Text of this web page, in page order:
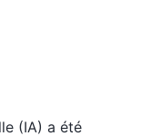
(IA) a été